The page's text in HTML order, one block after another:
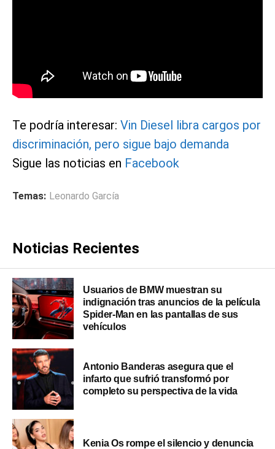
Te podría interesar: Vin Diesel libra cargos por
discriminación, pero sigue bajo demanda
Sigue las noticias en Facebook
Temas: Leonardo García
Noticias Recientes
Usuarios de BMW muestran su
indignación tras anuncios de la película
Spider-Man en las pantallas de sus
vehículos
Antonio Banderas asegura que el
infarto que sufrió transformó por
completo su perspectiva de la vida
Kenia Os rompe el silencio y denuncia